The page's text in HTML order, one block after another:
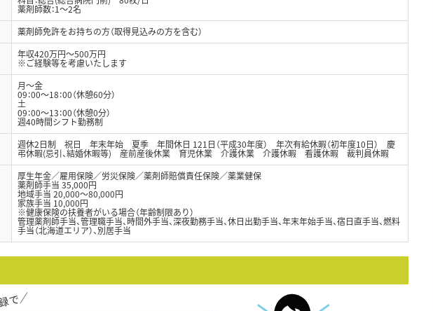
薬剤師数：1～2名
薬剤師免許をお持ちの方（取得見込みの方を含む）
年収420万円～500万円
※ご経験等を考慮いたします
月～金
09：00～18：00（休憩60分）
土
09：00～13：00（休憩0分）
週40時間シフト勤務制
週休2日制 祝日 年末年始 夏季 年間休日 121日（平成30年度） 年次有給休暇（初年度10日） 慶
弔休暇(忌引、結婚休暇等) 産前産後休業 育児休業 介護休業 介護休暇 看護休暇 裁判員休暇
厚生年金／雇用保険／労災保険／薬剤師賠償責任保険／薬業健保
薬剤師手当 35,000円
地域手当 20,000～80,000円
家族手当 10,000円
※健康保険の扶養者がいる場合（年齢制限あり）
管理薬剤師手当、管理職手当、時間外手当、深夜勤務手当、休日出勤手当、年末年始手当、宿日直手当、燃料
手当（北海道エリア）、別居手当